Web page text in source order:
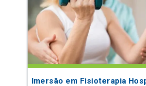
Imersão em Fisioterapia